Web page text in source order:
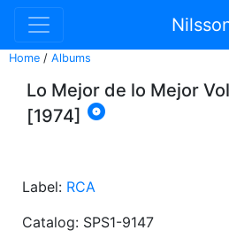
Home / Albums
Lo Mejor de lo Mejor
[1974] 
Label: RCA
Catalog: SPS1-9147